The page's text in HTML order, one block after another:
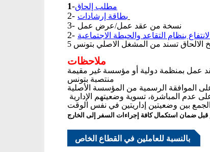
1-مطلب إلحاق
2- بطاقة إرشادات
3- نسخة من عقد عمل/عرض عمل
2- بنظام التقاعد والحيطة الاجتماعية
الالحاق تسند من المشغل الاصلي بتونس
عقد عمل بمنظمة دولية أو مؤسسة غير مقيمة
منتصبة بتونس
عدم المباشرة، تسوية وضعيتهم الإدارية
بين وضعيتين إداريتين في نفس الوقت
ضمان استكمال كافة إجراءات السفر إلى الخارج
بالنسبة للعاملين في القطاع الخاص